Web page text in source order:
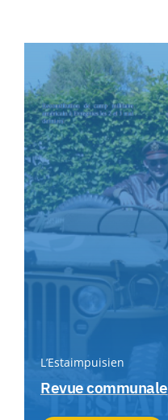
L’Estaimpuisien
Revue communale